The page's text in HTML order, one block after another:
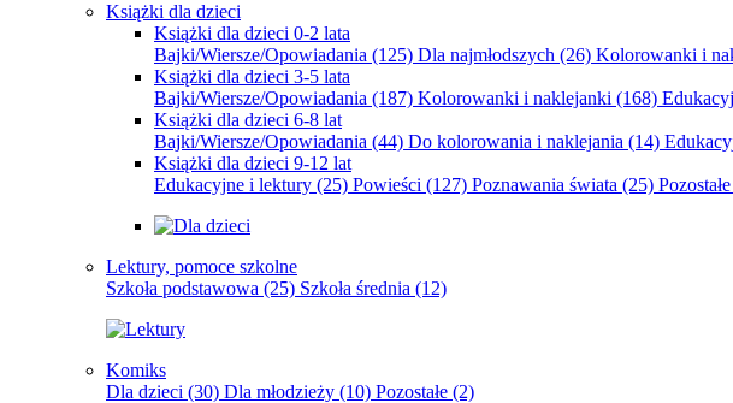
Książki dla dzieci
Książki dla dzieci 0-2 lata
Bajki/Wiersze/Opowiadania (125) Dla najmłodszych (26) Kolorowanki i
Książki dla dzieci 3-5 lata
Bajki/Wiersze/Opowiadania (187) Kolorowanki i naklejanki (168)
Książki dla dzieci 6-8 lat
Bajki/Wiersze/Opowiadania (44) Do kolorowania i naklejania (14)
Książki dla dzieci 9-12 lat
Edukacyjne i lektury (25) Powieści (127) Poznawania świata (25) Pozostałe
Lektury, pomoce szkolne
Szkoła podstawowa (25) Szkoła średnia (12)
Komiks
Dla dzieci (30) Dla młodzieży (10) Pozostałe (2)